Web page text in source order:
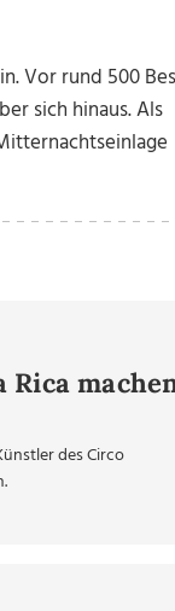
Vor rund 500
sich hinaus. Als
des Circo